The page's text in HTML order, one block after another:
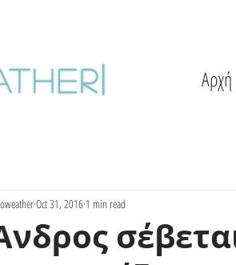
Αρχή
Oct 31, 2016 1 min read